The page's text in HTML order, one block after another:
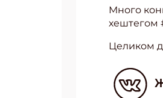
Много
хештегом
Целиком